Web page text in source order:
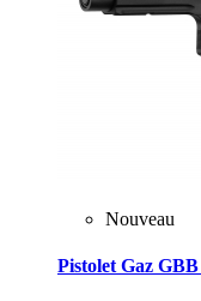
Nouveau
Pistolet Gaz